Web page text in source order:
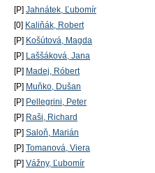
[P] Jahnátek, Ľubomír
[0] Kaliňák, Robert
[P] Košútová, Magda
[P] Laššáková, Jana
[P] Madej, Róbert
[P] Muňko, Dušan
[P] Pellegrini, Peter
[P] Raši, Richard
[P] Saloň, Marián
[P] Tomanová, Viera
[P] Vážny, Ľubomír